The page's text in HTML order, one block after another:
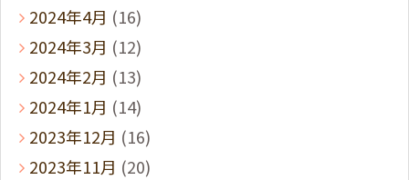
2024年4月 (16)
2024年3月 (12)
2024年2月 (13)
2024年1月 (14)
2023年12月 (16)
2023年11月 (20)